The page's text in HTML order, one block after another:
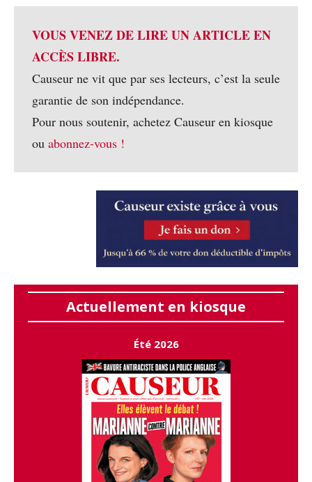
VOUS VENEZ DE LIRE UN ARTICLE EN
ACCÈS LIBRE.
Causeur ne vit que par ses lecteurs, c’est la seule
garantie de son indépendance.
Pour nous soutenir, achetez Causeur en kiosque
ou abonnez-vous !
Actuellement en kiosque
Été 2026